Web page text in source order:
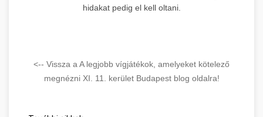
hidakat pedig el kell oltani.
<-- Vissza a A legjobb vígjátékok, amelyeket kötelező
megnézni XI. 11. kerület Budapest blog oldalra!